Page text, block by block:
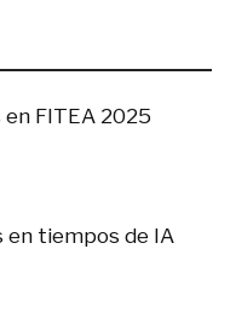
FITEA 2025
en tiempos de IA